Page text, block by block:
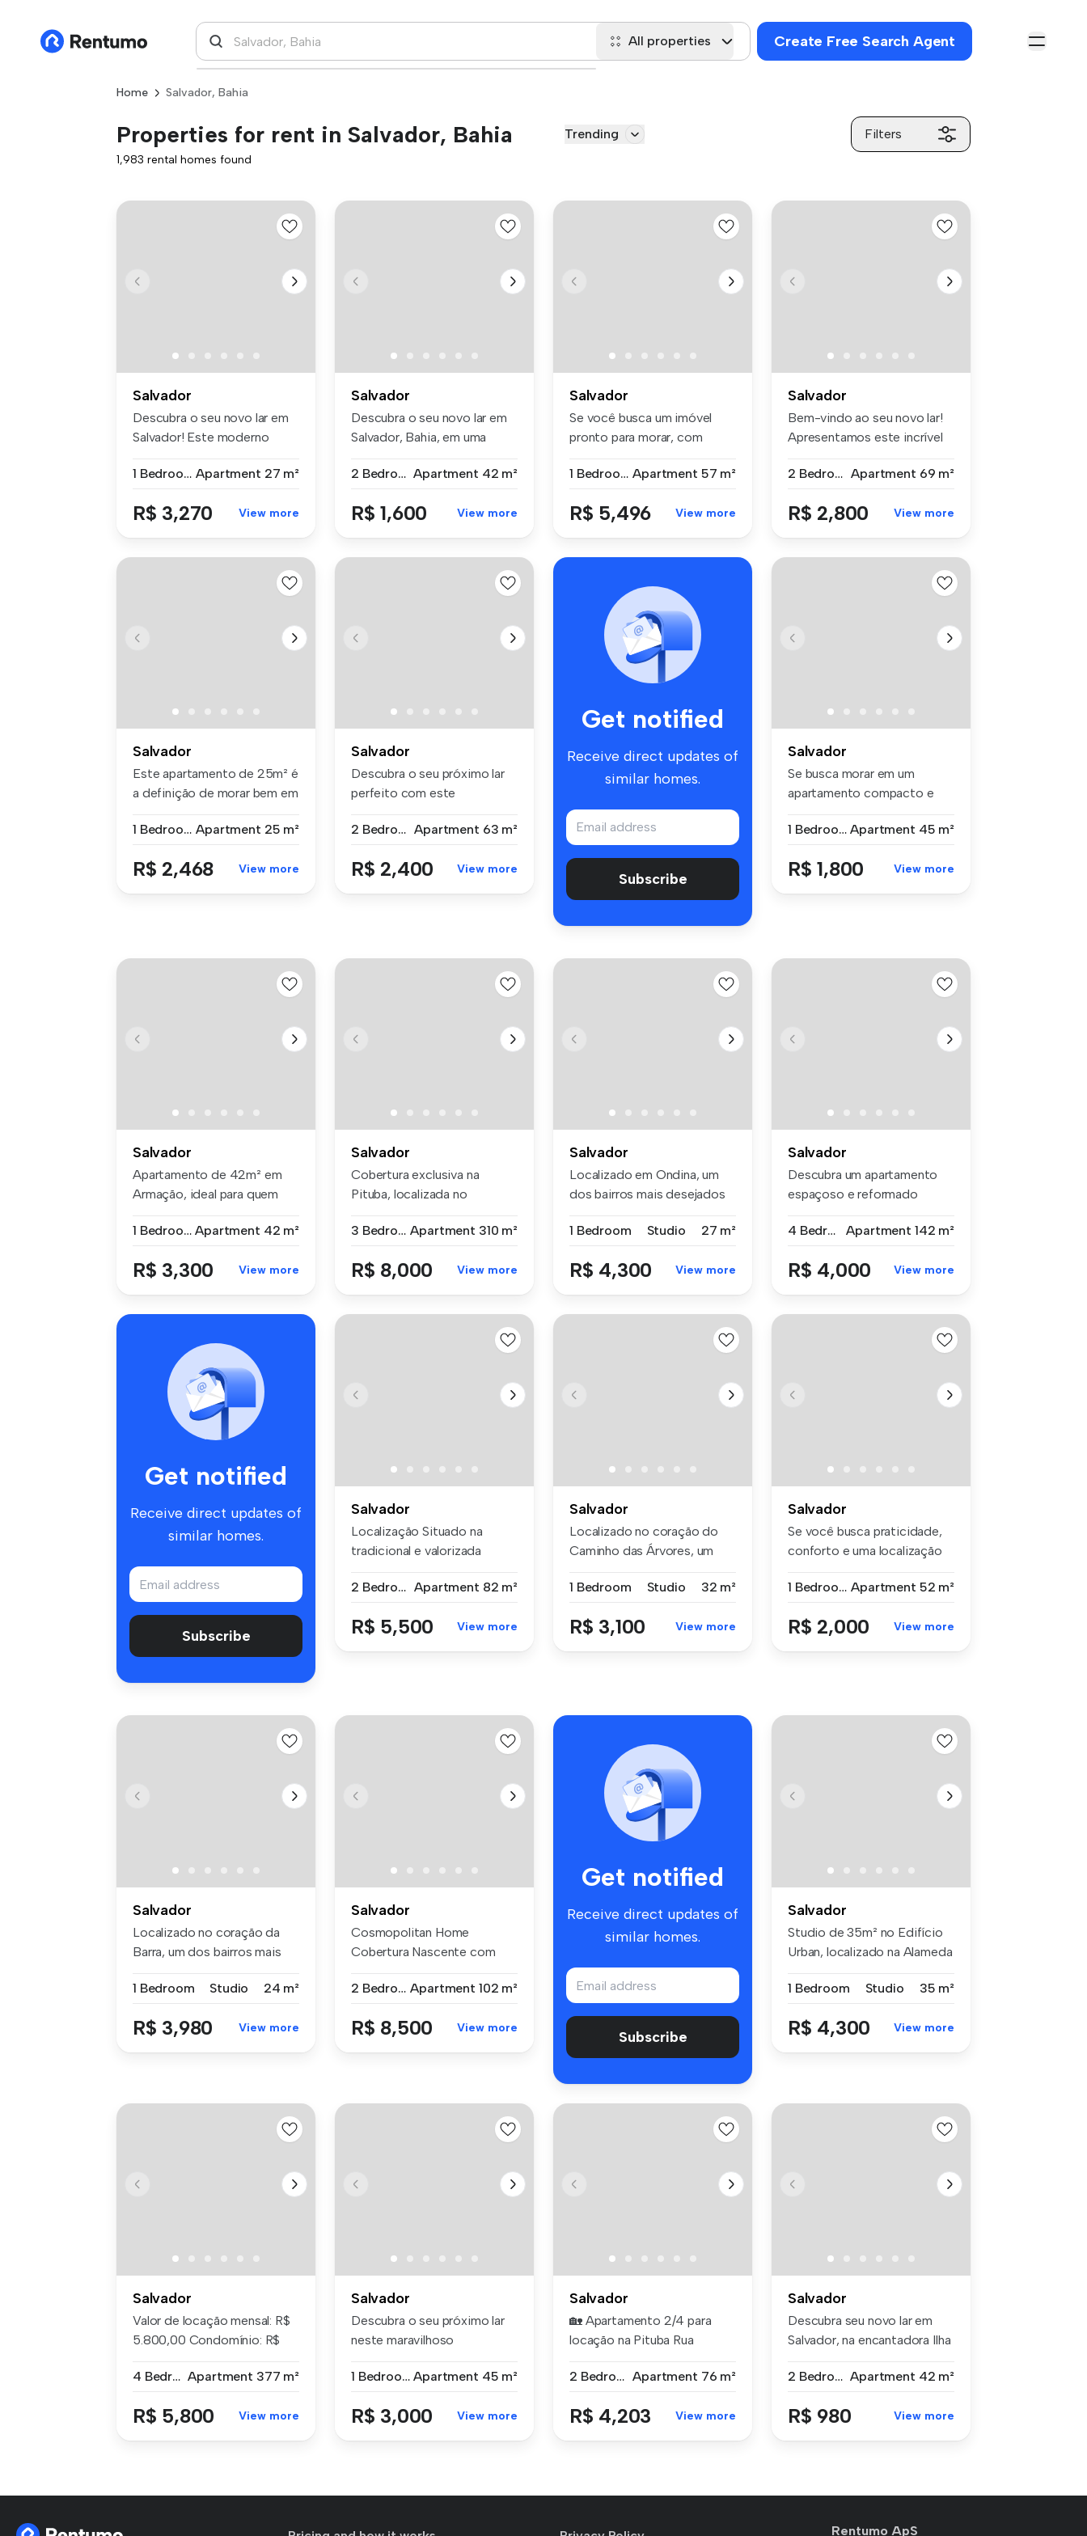
All properties Create Free Search Agent
Home Salvador, Bahia
Properties for rent in Salvador, Bahia Trending Filters
1,983 rental homes found
Salvador
Descubra o seu novo lar em
Salvador! Este moderno
1 Bedroom Apartment 27 m²
R$ 3,270 View more
Salvador
Descubra o seu novo lar em
Salvador, Bahia, em uma
2 Bedrooms Apartment 42 m²
R$ 1,600 View more
Salvador
Se você busca um imóvel
pronto para morar, com
1 Bedroom Apartment 57 m²
R$ 5,496 View more
Salvador
Bem-vindo ao seu novo lar!
Apresentamos este incrível
2 Bedrooms Apartment 69 m²
R$ 2,800 View more
Salvador
Este apartamento de 25m² é
a definição de morar bem em
1 Bedroom Apartment 25 m²
R$ 2,468 View more
Salvador
Descubra o seu próximo lar
perfeito com este
2 Bedrooms Apartment 63 m²
R$ 2,400 View more
Get notified
Receive direct updates of
similar homes.
Subscribe
Salvador
Se busca morar em um
apartamento compacto e
1 Bedroom Apartment 45 m²
R$ 1,800 View more
Salvador
Apartamento de 42m² em
Armação, ideal para quem
1 Bedroom Apartment 42 m²
R$ 3,300 View more
Salvador
Cobertura exclusiva na
Pituba, localizada no
3 Bedrooms Apartment 310 m²
R$ 8,000 View more
Salvador
Localizado em Ondina, um
dos bairros mais desejados
1 Bedroom
Studio 27 m²
R$ 4,300 View more
Salvador
Descubra um apartamento
espaçoso e reformado
4 Bedrooms
Apartment 142 m²
R$ 4,000 View more
Get notified
Receive direct updates of
similar homes.
Subscribe
Salvador
Localização Situado na
tradicional e valorizada
2 Bedrooms Apartment 82 m²
R$ 5,500 View more
Salvador
Localizado no coração do
Caminho das Árvores, um
1 Bedroom
Studio 32 m²
R$ 3,100 View more
Salvador
Se você busca praticidade,
conforto e uma localização
1 Bedroom Apartment 52 m²
R$ 2,000 View more
Salvador
Localizado no coração da
Barra, um dos bairros mais
1 Bedroom
Studio 24 m²
R$ 3,980 View more
Salvador
Cosmopolitan Home
Cobertura Nascente com
2 Bedrooms Apartment 102 m²
R$ 8,500 View more
Get notified
Receive direct updates of
similar homes.
Subscribe
Salvador
Studio de 35m² no Edifício
Urban, localizado na Alameda
1 Bedroom
Studio 35 m²
R$ 4,300 View more
Salvador
Valor de locação mensal: R$
5.800,00 Condomínio: R$
4 Bedrooms Apartment 377 m²
R$ 5,800 View more
Salvador
Descubra o seu próximo lar
neste maravilhoso
1 Bedroom Apartment 45 m²
R$ 3,000 View more
Salvador
🏡 Apartamento 2/4 para
locação na Pituba Rua
2 Bedrooms Apartment 76 m²
R$ 4,203 View more
Salvador
Descubra seu novo lar em
Salvador, na encantadora Ilha
2 Bedrooms Apartment 42 m²
R$ 980 View more
Rentumo ApS